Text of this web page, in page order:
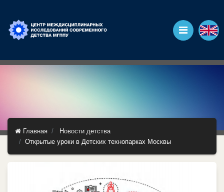
Главная
Новости детства
Открытые уроки в Детских технопарках Москвы